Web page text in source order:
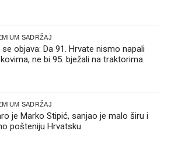
SADRŽAJ
se objava: Da 91. Hrvate nismo napali
ne bi 95. bježali na traktorima
SADRŽAJ
je Marko Stipić, sanjao je malo širu i
pošteniju Hrvatsku